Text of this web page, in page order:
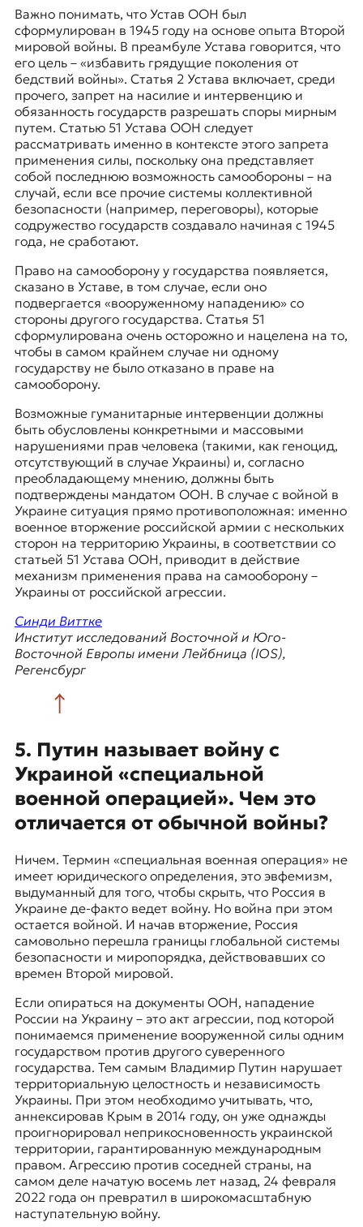
Важно понимать, что Устав ООН был
сформулирован в 1945 году на основе опыта Второй
мировой войны. В преамбуле Устава говорится, что
его цель – «избавить грядущие поколения от
бедствий войны». Статья 2 Устава включает, среди
прочего, запрет на насилие и интервенцию и
обязанность государств разрешать споры мирным
путем. Статью 51 Устава ООН следует
рассматривать именно в контексте этого запрета
применения силы, поскольку она представляет
собой последнюю возможность самообороны – на
случай, если все прочие системы коллективной
безопасности (например, переговоры), которые
содружество государств создавало начиная с 1945
года, не сработают.
Право на самооборону у государства появляется,
сказано в Уставе, в том случае, если оно
подвергается «вооруженному нападению» со
стороны другого государства. Статья 51
сформулирована очень осторожно и нацелена на то,
чтобы в самом крайнем случае ни одному
государству не было отказано в праве на
самооборону.
Возможные гуманитарные интервенции должны
быть обусловлены конкретными и массовыми
нарушениями прав человека (такими, как геноцид,
отсутствующий в случае Украины) и, согласно
преобладающему мнению, должны быть
подтверждены мандатом ООН. В случае с войной в
Украине ситуация прямо противоположная: именно
военное вторжение российской армии с нескольких
сторон на территорию Украины, в соответствии со
статьей 51 Устава ООН, приводит в действие
механизм применения права на самооборону –
Украины от российской агрессии.
Синди Виттке
Институт исследований Восточной и Юго-
Восточной Европы имени Лейбница (IOS),
Регенсбург
5. Путин называет войну с
Украиной «специальной
военной операцией». Чем это
отличается от обычной войны?
Ничем. Термин «специальная военная операция» не
имеет юридического определения, это эвфемизм,
выдуманный для того, чтобы скрыть, что Россия в
Украине де-факто ведет войну. Но война при этом
остается войной. И начав вторжение, Россия
самовольно перешла границы глобальной системы
безопасности и миропорядка, действовавших со
времен Второй мировой.
Если опираться на документы ООН, нападение
России на Украину – это акт агрессии, под которой
понимаемся применение вооруженной силы одним
государством против другого суверенного
государства. Тем самым Владимир Путин нарушает
территориальную целостность и независимость
Украины. При этом необходимо учитывать, что,
аннексировав Крым в 2014 году, он уже однажды
проигнорировал неприкосновенность украинской
территории, гарантированную международным
правом. Агрессию против соседней страны, на
самом деле начатую восемь лет назад, 24 февраля
2022 года он превратил в широкомасштабную
наступательную войну.